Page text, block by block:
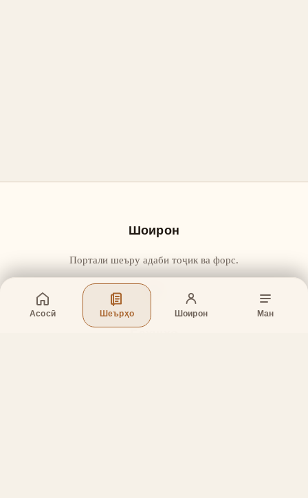
Асосӣ Шеърҳо Шоирон Ман
Шоирон
Портали шеъру адаби тоҷик ва форс.